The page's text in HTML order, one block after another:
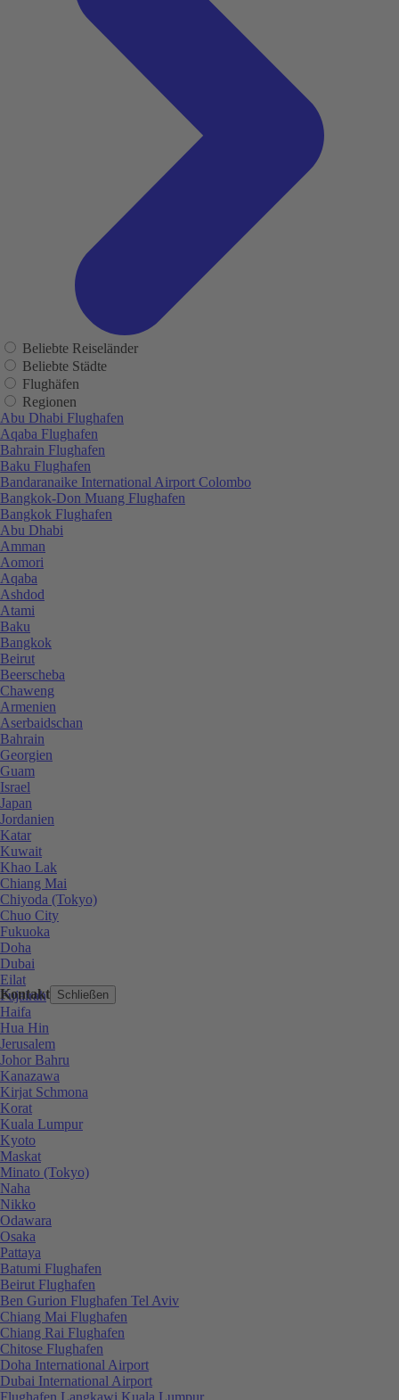
Kontakt Schließen
Beliebte Reiseländer
Beliebte Städte
Flughäfen
Regionen
Abu Dhabi Flughafen
Aqaba Flughafen
Bahrain Flughafen
Baku Flughafen
Bandaranaike International Airport Colombo
Bangkok-Don Muang Flughafen
Bangkok Flughafen
Abu Dhabi
Amman
Aomori
Aqaba
Ashdod
Atami
Baku
Bangkok
Beirut
Beerscheba
Chaweng
Armenien
Aserbaidschan
Bahrain
Georgien
Guam
Israel
Japan
Jordanien
Katar
Kuwait
Khao Lak
Chiang Mai
Chiyoda (Tokyo)
Chuo City
Fukuoka
Doha
Dubai
Eilat
Fujairah
Haifa
Hua Hin
Jerusalem
Johor Bahru
Kanazawa
Kirjat Schmona
Korat
Kuala Lumpur
Kyoto
Maskat
Minato (Tokyo)
Naha
Nikko
Odawara
Osaka
Pattaya
Batumi Flughafen
Beirut Flughafen
Ben Gurion Flughafen Tel Aviv
Chiang Mai Flughafen
Chiang Rai Flughafen
Chitose Flughafen
Doha International Airport
Dubai International Airport
Flughafen Langkawi Kuala Lumpur